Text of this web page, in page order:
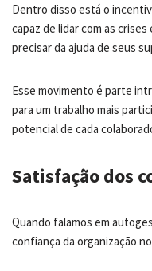
Dentro disso está o
capaz de lidar com as
precisar da ajuda de seus
Esse movimento é parte
para um trabalho mais
potencial de cada
Satisfação dos
Quando falamos em
confiança da organização